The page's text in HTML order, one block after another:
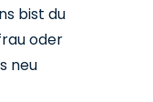
bist du
oder
neu